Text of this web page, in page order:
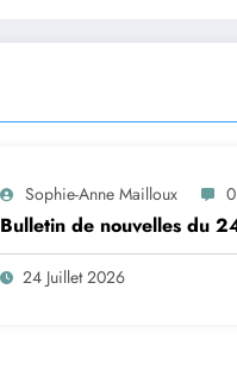
Sophie-Anne Mailloux 0
Bulletin de nouvelles du
24 Juillet 2026